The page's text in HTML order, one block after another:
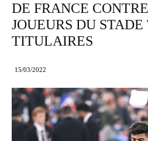
DE FRANCE
JOUEURS DU
TITULAIRES
15/03/2022